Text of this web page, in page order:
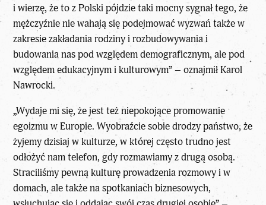
i wierzę, że to z Polski pójdzie taki mocny sygnał tego, że
mężczyźnie nie wahają się podejmować wyzwań także w
zakresie zakładania rodziny i rozbudowywania i
budowania nas pod względem demograficznym, ale pod
względem edukacyjnym i kulturowym” – oznajmił Karol
Nawrocki.
„Wydaje mi się, że jest też niepokojące promowanie
egoizmu w Europie. Wyobraźcie sobie drodzy państwo, że
żyjemy dzisiaj w kulturze, w której często trudno jest
odłożyć nam telefon, gdy rozmawiamy z drugą osobą.
Straciliśmy pewną kulturę prowadzenia rozmowy i w
domach, ale także na spotkaniach biznesowych,